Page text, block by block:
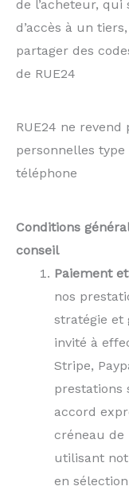
de l’acheteur,
d’accès à un
partager des
de RUE24
RUE24 ne
personnelles
téléphone
Conditions
conseil
Paiement
nos
stratégie et
invité à
Stripe,
prestations
accord
créneau de
utilisant
en